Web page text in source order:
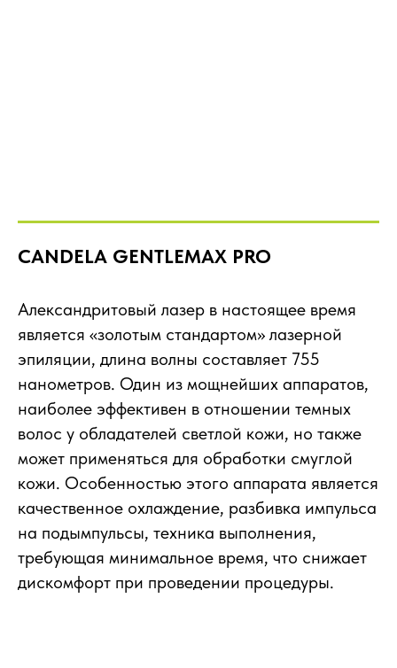
CANDELA GENTLEMAX PRO
Александритовый лазер в настоящее время
является «золотым стандартом» лазерной
эпиляции, длина волны составляет 755
нанометров. Один из мощнейших аппаратов,
наиболее эффективен в отношении темных
волос у обладателей светлой кожи, но также
может применяться для обработки смуглой
кожи. Особенностью этого аппарата является
качественное охлаждение, разбивка импульса
на подымпульсы, техника выполнения,
требующая минимальное время, что снижает
дискомфорт при проведении процедуры.